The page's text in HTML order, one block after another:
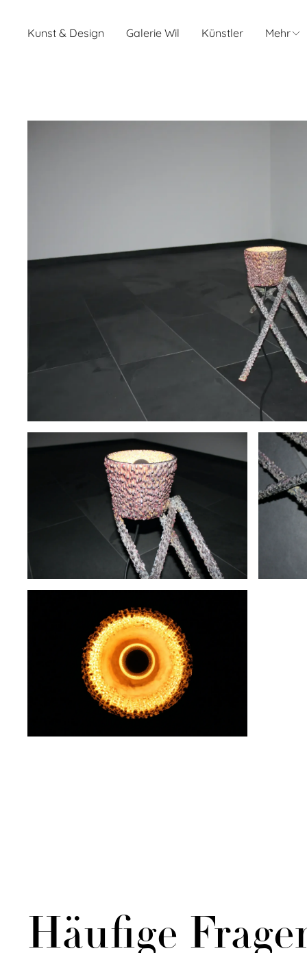
Kunst & Design Galerie Wil Künstler Mehr
Häufige